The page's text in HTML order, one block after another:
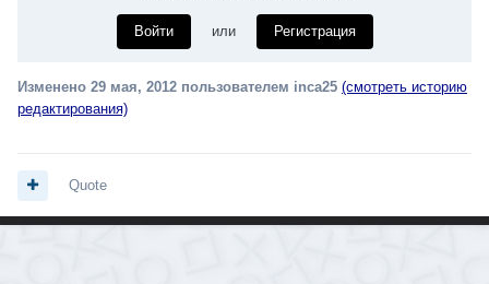
Войти или Регистрация
Изменено 29 мая, 2012 пользователем inca25 (смотреть историю
редактирования)
Quote